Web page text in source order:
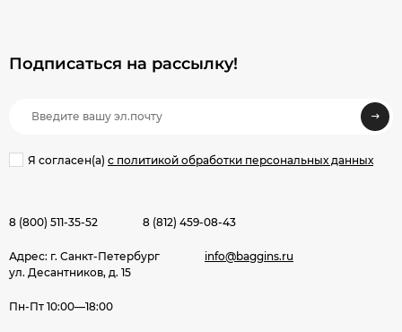
Подписаться на рассылкy!
Я согласен(a) с политикой обработки персональных данных
8 (800) 511-35-52 8 (812) 459-08-43
Адрес: г. Санкт-Петербург
ул. Десантников, д. 15
info@baggins.ru
Пн-Пт 10:00—18:00